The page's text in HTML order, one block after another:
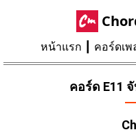
หน้าแรก คอร์ดเพ
คอร์ด E11